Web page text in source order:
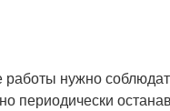
нужно
периодически